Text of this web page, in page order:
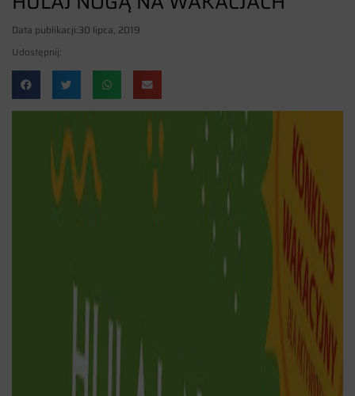
Data publikacji:30 lipca, 2019
Udostępnij: